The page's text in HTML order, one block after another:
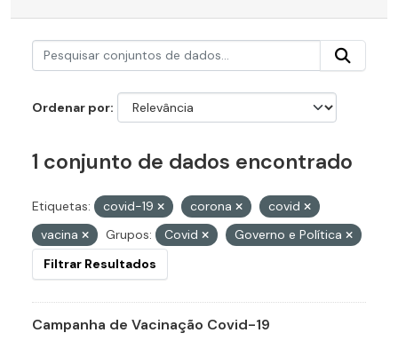
Ordenar por
1 conjunto de dados encontrado
Etiquetas: covid-19 corona
covid
vacina
Grupos: Covid
Governo e Política
Filtrar Resultados
Campanha de Vacinação Covid-19